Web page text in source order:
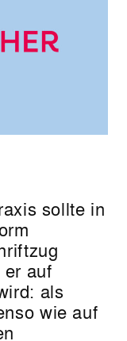
sollte in
auf
als
wie auf